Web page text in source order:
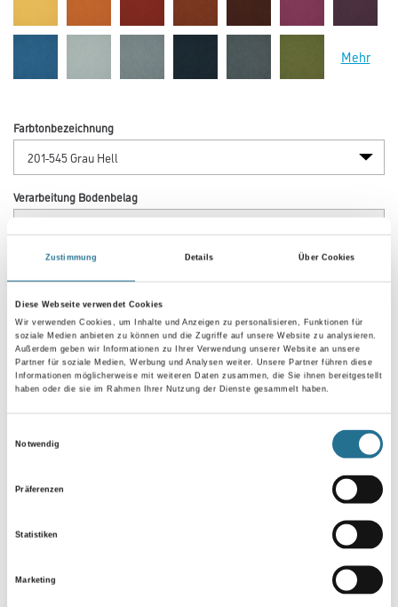
Zustimmung Details Über Cookies
Diese Webseite verwendet Cookies
Wir verwenden Cookies, um Inhalte und Anzeigen zu personalisieren, Funktionen für
soziale Medien anbieten zu können und die Zugriffe auf unsere Website zu analysieren.
Außerdem geben wir Informationen zu Ihrer Verwendung unserer Website an unsere
Partner für soziale Medien, Werbung und Analysen weiter. Unsere Partner führen diese
Informationen möglicherweise mit weiteren Daten zusammen, die Sie ihnen bereitgestellt
haben oder die sie im Rahmen Ihrer Nutzung der Dienste gesammelt haben.
Notwendig
Präferenzen
Statistiken
Marketing
Verarbeitung Bodenbelag
Mehr
Farbtonbezeichnung
Länge in centimeter
Breite in centimeter